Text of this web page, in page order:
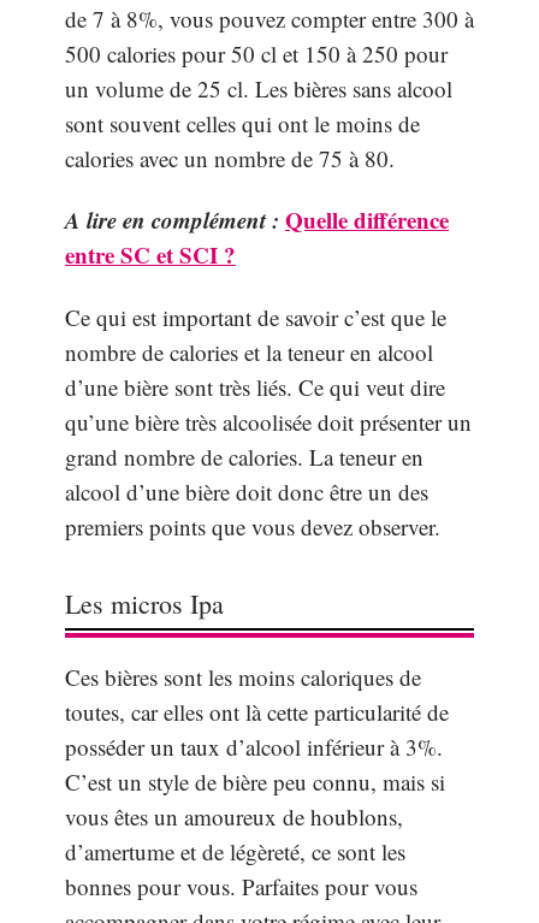
de 7 à 8%, vous pouvez compter entre 300 à
500 calories pour 50 cl et 150 à 250 pour
un volume de 25 cl. Les bières sans alcool
sont souvent celles qui ont le moins de
calories avec un nombre de 75 à 80.
A lire en complément : Quelle différence
entre SC et SCI ?
Ce qui est important de savoir c’est que le
nombre de calories et la teneur en alcool
d’une bière sont très liés. Ce qui veut dire
qu’une bière très alcoolisée doit présenter un
grand nombre de calories. La teneur en
alcool d’une bière doit donc être un des
premiers points que vous devez observer.
Les micros Ipa
Ces bières sont les moins caloriques de
toutes, car elles ont là cette particularité de
posséder un taux d’alcool inférieur à 3%.
C’est un style de bière peu connu, mais si
vous êtes un amoureux de houblons,
d’amertume et de légèreté, ce sont les
bonnes pour vous. Parfaites pour vous